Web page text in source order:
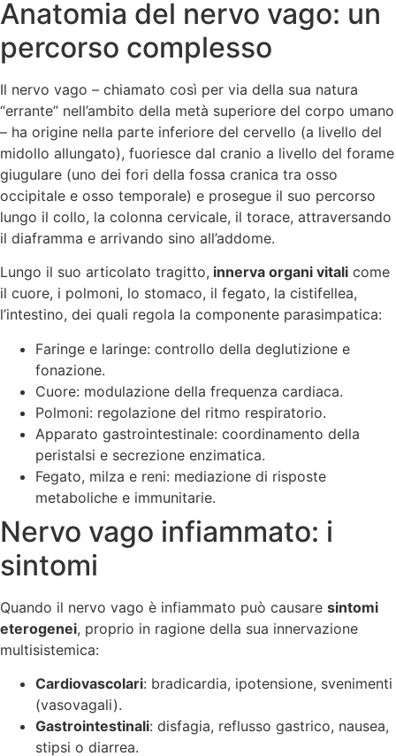
Anatomia del nervo vago: un
percorso complesso
Il nervo vago – chiamato così per via della sua natura
“errante” nell’ambito della metà superiore del corpo umano
– ha origine nella parte inferiore del cervello (a livello del
midollo allungato), fuoriesce dal cranio a livello del forame
giugulare (uno dei fori della fossa cranica tra osso
occipitale e osso temporale) e prosegue il suo percorso
lungo il collo, la colonna cervicale, il torace, attraversando
il diaframma e arrivando sino all’addome.
Lungo il suo articolato tragitto, innerva organi vitali come
il cuore, i polmoni, lo stomaco, il fegato, la cistifellea,
l’intestino, dei quali regola la componente parasimpatica:
Faringe e laringe: controllo della deglutizione e
fonazione.
Cuore: modulazione della frequenza cardiaca.
Polmoni: regolazione del ritmo respiratorio.
Apparato gastrointestinale: coordinamento della
peristalsi e secrezione enzimatica.
Fegato, milza e reni: mediazione di risposte
metaboliche e immunitarie.
Nervo vago infiammato: i
sintomi
Quando il nervo vago è infiammato può causare sintomi
eterogenei, proprio in ragione della sua innervazione
multisistemica:
Cardiovascolari: bradicardia, ipotensione, svenimenti
(vasovagali).
Gastrointestinali: disfagia, reflusso gastrico, nausea,
stipsi o diarrea.